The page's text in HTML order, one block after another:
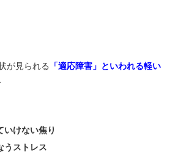
が見られる
「適応障害」といわれる軽い
いけない焦り
うストレス